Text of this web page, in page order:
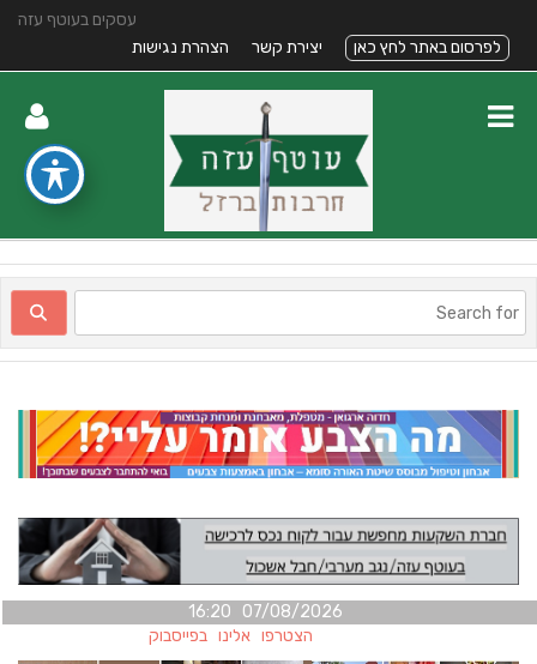
עסקים בעוטף עזה
לפרסום באתר לחץ כאן
יצירת קשר הצהרת נגישות
07/08/2026 16:20
הצטרפו אלינו בפייסבוק